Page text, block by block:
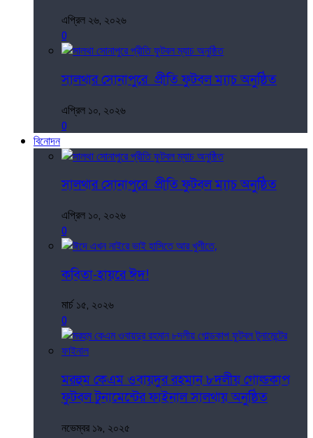
এপ্রিল ২৬, ২০২৬
0
সালথার সোনাপুরে প্রীতি ফুটবল ম্যাচ অনুষ্ঠিত
এপ্রিল ১০, ২০২৬
0
বিনোদন
সালথার সোনাপুরে প্রীতি ফুটবল ম্যাচ অনুষ্ঠিত
এপ্রিল ১০, ২০২৬
0
কবিতা-হায়রে ঈদ!
মার্চ ১৫, ২০২৬
0
মরহুম কেএম ওবায়দুর রহমান ৮দলীয় গোল্ডকাপ
ফুটবল টুনামেন্টের ফাইনাল সালথায় অনুষ্ঠিত
নভেম্বর ১৯, ২০২৫